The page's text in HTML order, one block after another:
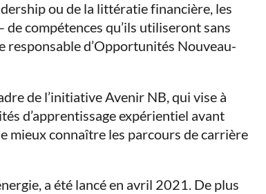
ou de la littératie financière, les
compétences qu’ils utiliseront sans
responsable d’Opportunités Nouveau-
de l’initiative Avenir NB, qui vise à
d’apprentissage expérientiel avant
mieux connaître les parcours de carrière
a été lancé en avril 2021. De plus